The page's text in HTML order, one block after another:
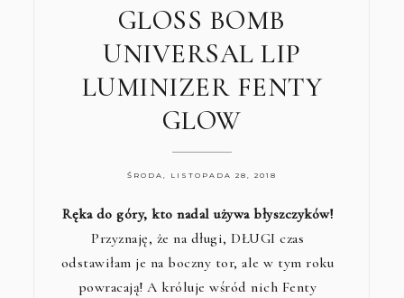
GLOSS BOMB
UNIVERSAL LIP
LUMINIZER FENTY
GLOW
ŚRODA, LISTOPADA 28, 2018
Ręka do góry, kto nadal używa błyszczyków!
Przyznaję, że na długi, DŁUGI czas
odstawiłam je na boczny tor, ale w tym roku
powracają! A króluje wśród nich Fenty